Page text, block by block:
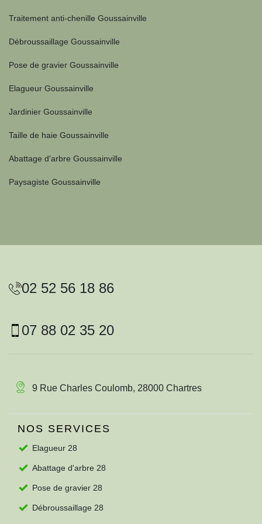
Traitement anti-chenille Goussainville
Débroussaillage Goussainville
Pose de gravier Goussainville
Elagueur Goussainville
Jardinier Goussainville
Taille de haie Goussainville
Abattage d'arbre Goussainville
Paysagiste Goussainville
02 52 56 18 86
07 88 02 35 20
9 Rue Charles Coulomb, 28000 Chartres
NOS SERVICES
Elagueur 28
Abattage d'arbre 28
Pose de gravier 28
Débroussaillage 28